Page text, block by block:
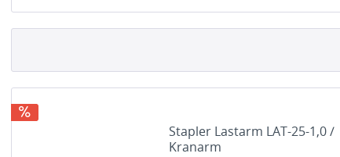
Stapler Lastarm LAT-25-1,0 /
Kranarm